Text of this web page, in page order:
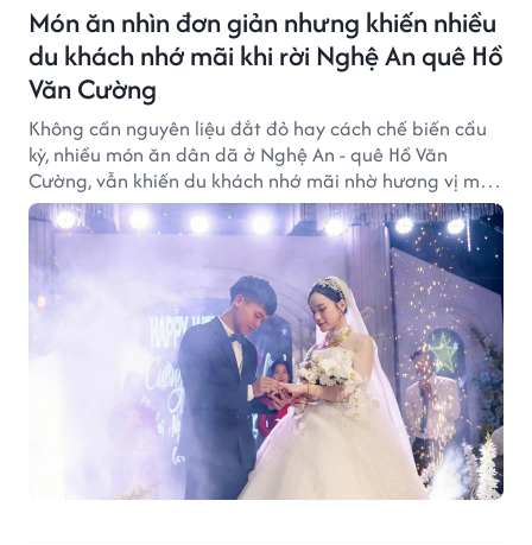
Món ăn nhìn đơn giản nhưng khiến nhiều
du khách nhớ mãi khi rời Nghệ An quê Hồ
Văn Cường
Không cần nguyên liệu đắt đỏ hay cách chế biến cầu
kỳ, nhiều món ăn dân dã ở Nghệ An - quê Hồ Văn
Cường, vẫn khiến du khách nhớ mãi nhờ hương vị mộc
mạc, đậm đà và đậm chất xứ Nghệ.